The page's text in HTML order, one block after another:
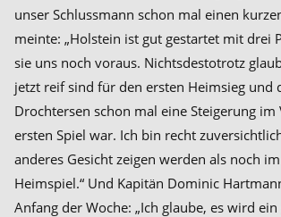
unser Schlussmann schon mal einen
meinte: „Holstein ist gut gestartet mit drei
sie uns noch voraus. Nichtsdestotrotz
jetzt reif sind für den ersten Heimsieg und
Drochtersen schon mal eine Steigerung im
ersten Spiel war. Ich bin recht
anderes Gesicht zeigen werden als noch
Heimspiel.“ Und Kapitän Dominic
Anfang der Woche: „Ich glaube, es wird